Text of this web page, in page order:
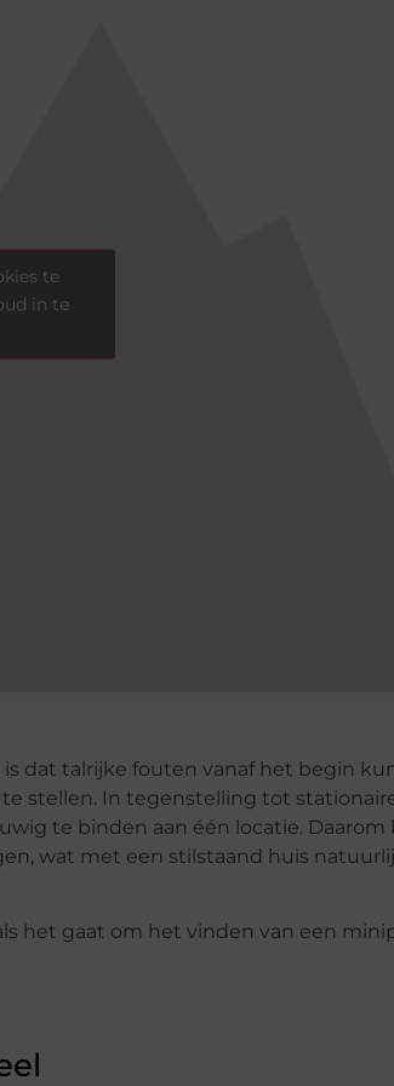
te
in te
dat talrijke fouten vanaf het begin
stellen. In tegenstelling tot
te binden aan één locatie. Daarom
wat met een stilstaand huis
het gaat om het vinden van een